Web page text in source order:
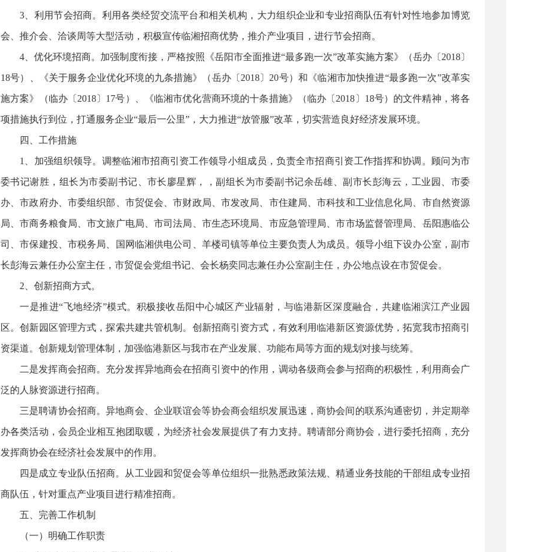
3、利用节会招商。利用各类经贸交流平台和相关机构，大力组织企业和专业招商队伍有针对性地参加博览
会、推介会、洽谈周等大型活动，积极宣传临湘招商优势，推介产业项目，进行节会招商。
4、优化环境招商。加强制度衔接，严格按照《岳阳市全面推进“最多跑一次”改革实施方案》（岳办〔2018〕
18号）、《关于服务企业优化环境的九条措施》（岳办〔2018〕20号）和《临湘市加快推进“最多跑一次”改革实
施方案》（临办〔2018〕17号）、《临湘市优化营商环境的十条措施》（临办〔2018〕18号）的文件精神，将各
项措施执行到位，打通服务企业“最后一公里”，大力推进“放管服”改革，切实营造良好经济发展环境。
四、工作措施
1、加强组织领导。调整临湘市招商引资工作领导小组成员，负责全市招商引资工作指挥和协调。顾问为市
委书记谢胜，组长为市委副书记、市长廖星辉，，副组长为市委副书记余岳雄、副市长彭海云，工业园、市委
办、市政府办、市委组织部、市贸促会、市财政局、市发改局、市住建局、市科技和工业信息化局、市自然资源
局、市商务粮食局、市文旅广电局、市司法局、市生态环境局、市应急管理局、市市场监督管理局、岳阳惠临公
司、市保建投、市税务局、国网临湘供电公司、羊楼司镇等单位主要负责人为成员。领导小组下设办公室，副市
长彭海云兼任办公室主任，市贸促会党组书记、会长杨奕同志兼任办公室副主任，办公地点设在市贸促会。
2、创新招商方式。
一是推进“飞地经济”模式。积极接收岳阳中心城区产业辐射，与临港新区深度融合，共建临湘滨江产业园
区。创新园区管理方式，探索共建共管机制。创新招商引资方式，有效利用临港新区资源优势，拓宽我市招商引
资渠道。创新规划管理体制，加强临港新区与我市在产业发展、功能布局等方面的规划对接与统筹。
二是发挥商会招商。充分发挥异地商会在招商引资中的作用，调动各级商会参与招商的积极性，利用商会广
泛的人脉资源进行招商。
三是聘请协会招商。异地商会、企业联谊会等协会商会组织发展迅速，商协会间的联系沟通密切，并定期举
办各类活动，会员企业相互抱团取暖，为经济社会发展提供了有力支持。聘请部分商协会，进行委托招商，充分
发挥商协会在经济社会发展中的作用。
四是成立专业队伍招商。从工业园和贸促会等单位组织一批熟悉政策法规、精通业务技能的干部组成专业招
商队伍，针对重点产业项目进行精准招商。
五、完善工作机制
（一）明确工作职责